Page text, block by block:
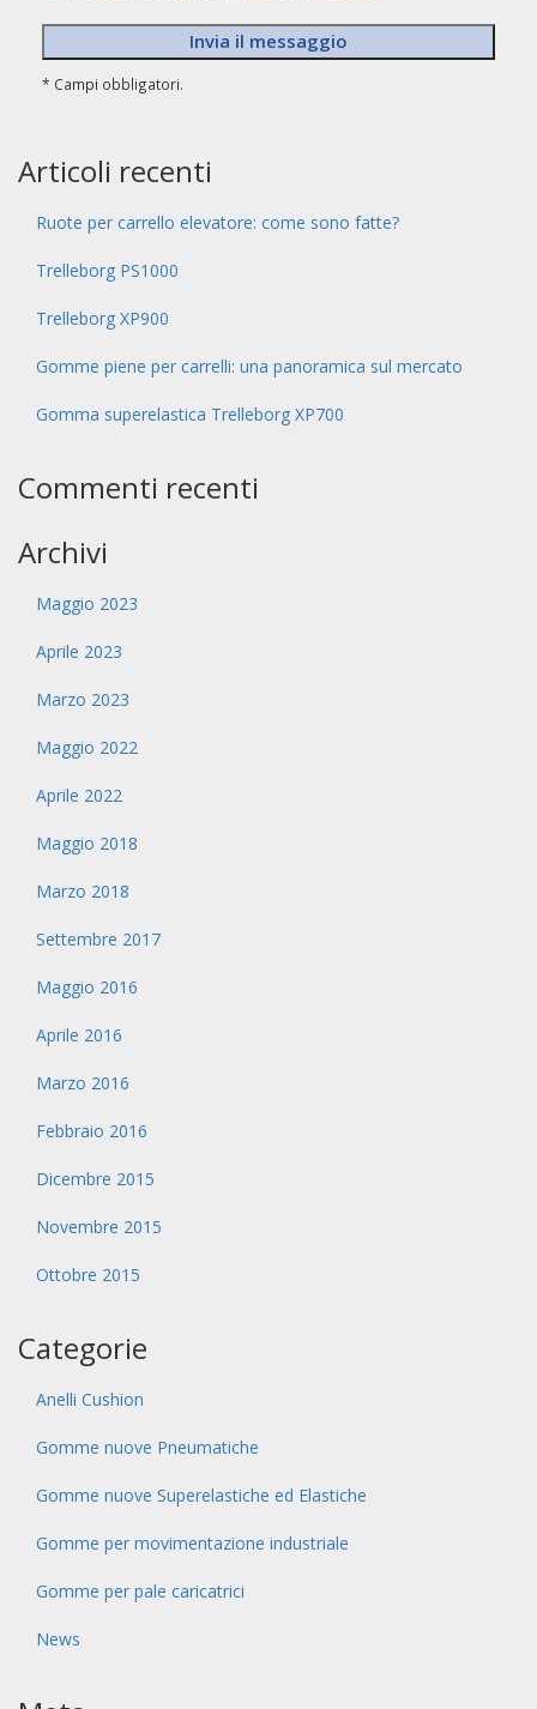
* Campi obbligatori.
Articoli recenti
Ruote per carrello elevatore: come sono fatte?
Trelleborg PS1000
Trelleborg XP900
Gomme piene per carrelli: una panoramica sul mercato
Gomma superelastica Trelleborg XP700
Commenti recenti
Archivi
Maggio 2023
Aprile 2023
Marzo 2023
Maggio 2022
Aprile 2022
Maggio 2018
Marzo 2018
Settembre 2017
Maggio 2016
Aprile 2016
Marzo 2016
Febbraio 2016
Dicembre 2015
Novembre 2015
Ottobre 2015
Categorie
Anelli Cushion
Gomme nuove Pneumatiche
Gomme nuove Superelastiche ed Elastiche
Gomme per movimentazione industriale
Gomme per pale caricatrici
News